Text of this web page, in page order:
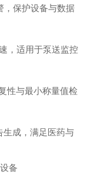
，保护设备与数据
，适用于泵送监控
性与最小称量值检
生成，满足医药与